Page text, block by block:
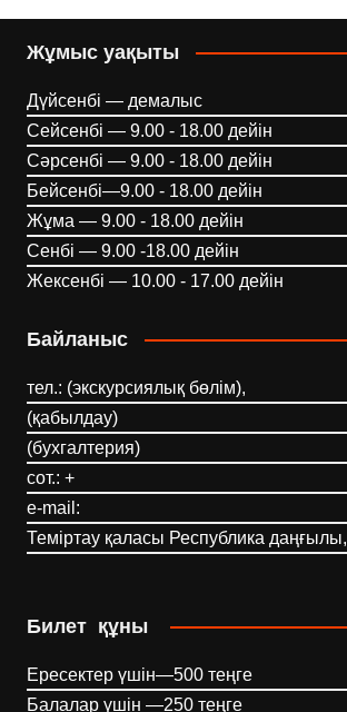
Жұмыс уақыты
Дүйсенбі — демалыс
Сейсенбі — 9.00 - 18.00 дейін
Сәрсенбі — 9.00 - 18.00 дейін
Бейсенбі—9.00 - 18.00 дейін
Жұма — 9.00 - 18.00 дейін
Сенбі — 9.00 -18.00 дейін
Жексенбі — 10.00 - 17.00 дейін
Байланыс
тел.: (экскурсиялық бөлім),
(қабылдау)
(бухгалтерия)
сот.: +
e-mail:
Теміртау қаласы Республика даңғылы,
Билет құны
Ересектер үшін—500 теңге
Балалар үшін —250 теңге